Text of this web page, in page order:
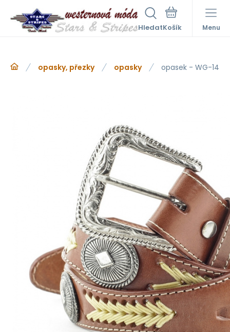
Hledat Menu
opasky, přezky opasky opasek - WG-14